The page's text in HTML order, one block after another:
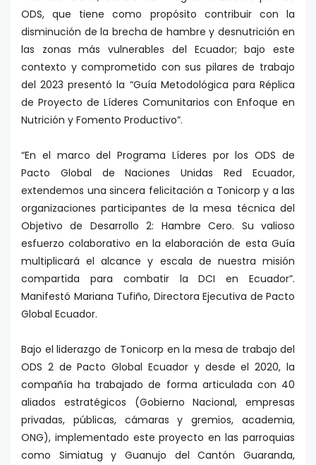
ODS, que tiene como propósito contribuir con la
disminución de la brecha de hambre y desnutrición en
las zonas más vulnerables del Ecuador; bajo este
contexto y comprometido con sus pilares de trabajo
del 2023 presentó la “Guía Metodológica para Réplica
de Proyecto de Líderes Comunitarios con Enfoque en
Nutrición y Fomento Productivo”.
“En el marco del Programa Líderes por los ODS de
Pacto Global de Naciones Unidas Red Ecuador,
extendemos una sincera felicitación a Tonicorp y a las
organizaciones participantes de la mesa técnica del
Objetivo de Desarrollo 2: Hambre Cero. Su valioso
esfuerzo colaborativo en la elaboración de esta Guía
multiplicará el alcance y escala de nuestra misión
compartida para combatir la DCI en Ecuador”.
Manifestó Mariana Tufiño, Directora Ejecutiva de Pacto
Global Ecuador.
Bajo el liderazgo de Tonicorp en la mesa de trabajo del
ODS 2 de Pacto Global Ecuador y desde el 2020, la
compañía ha trabajado de forma articulada con 40
aliados estratégicos (Gobierno Nacional, empresas
privadas, públicas, cámaras y gremios, academia,
ONG), implementado este proyecto en las parroquias
como Simiatug y Guanujo del Cantón Guaranda,